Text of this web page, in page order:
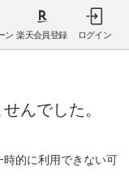
ン 楽天会員登録 ログイン
んでした。
的に利用できない可